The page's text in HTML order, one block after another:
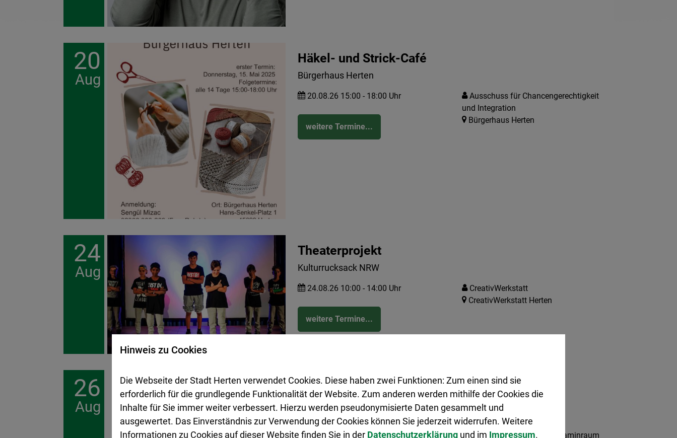
20
Aug
Häkel- und Strick-Café
Bürgerhaus Herten
20.08.26 15:00 - 18:00 Uhr
weitere Termine...
Ausschuss für Chancengerechtigkeit
und Integration
Bürgerhaus Herten
24
Aug
Theaterprojekt
Kulturrucksack NRW
24.08.26 10:00 - 14:00 Uhr
weitere Termine...
CreativWerkstatt
CreativWerkstatt Herten
26
Aug
E-Bike Training für Seniorinnen und Senioren
Theorie und Fahrpraxis
26.08.26 13:00 - 16:00 Uhr
Volkshochschule Herten
Volkshochschule Herten, Kaminraum
Hinweis zu Cookies
Die Webseite der Stadt Herten verwendet Cookies. Diese haben zwei Funktionen: Zum einen sind sie
erforderlich für die grundlegende Funktionalität der Website. Zum anderen werden mithilfe der Cookies die
Inhalte für Sie immer weiter verbessert. Hierzu werden pseudonymisierte Daten gesammelt und
ausgewertet. Das Einverständnis zur Verwendung der Cookies können Sie jederzeit widerrufen. Weitere
Informationen zu Cookies auf dieser Website finden Sie in der Datenschutzerklärung und im Impressum.